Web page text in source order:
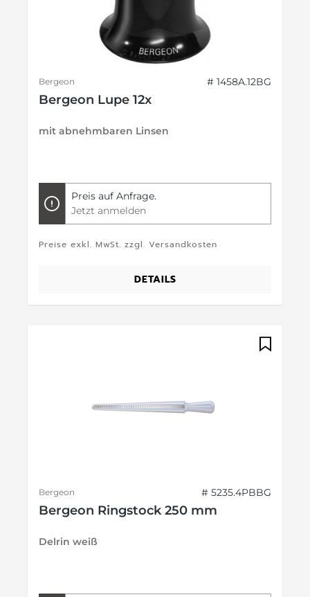
Bergeon # 1458A.12BG
Bergeon Lupe 12x
mit abnehmbaren Linsen
Preis auf Anfrage.
Jetzt anmelden
Preise exkl. MwSt. zzgl. Versandkosten
DETAILS
Bergeon # 5235.4PBBG
Bergeon Ringstock 250 mm
Delrin weiß